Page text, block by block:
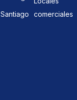
Santiago
comerciales